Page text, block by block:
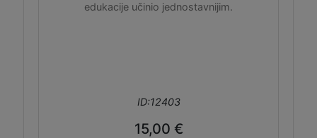
edukacije učinio jednostavnijim.
ID:12403
15,00 €